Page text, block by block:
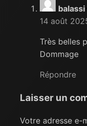
14 août
Très belles
Dommage
Répondre
Laisser un
Votre adresse e-